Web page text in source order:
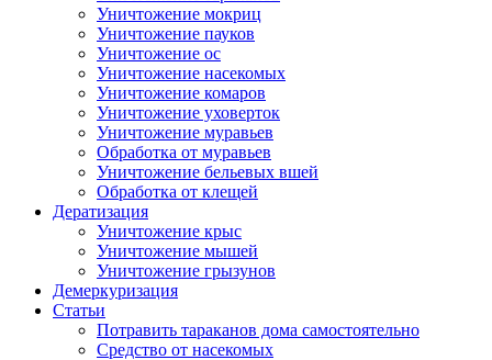
Уничтожение мокриц
Уничтожение пауков
Уничтожение ос
Уничтожение насекомых
Уничтожение комаров
Уничтожение уховерток
Уничтожение муравьев
Обработка от муравьев
Уничтожение бельевых вшей
Обработка от клещей
Дератизация
Уничтожение крыс
Уничтожение мышей
Уничтожение грызунов
Демеркуризация
Статьи
Потравить тараканов дома самостоятельно
Средство от насекомых